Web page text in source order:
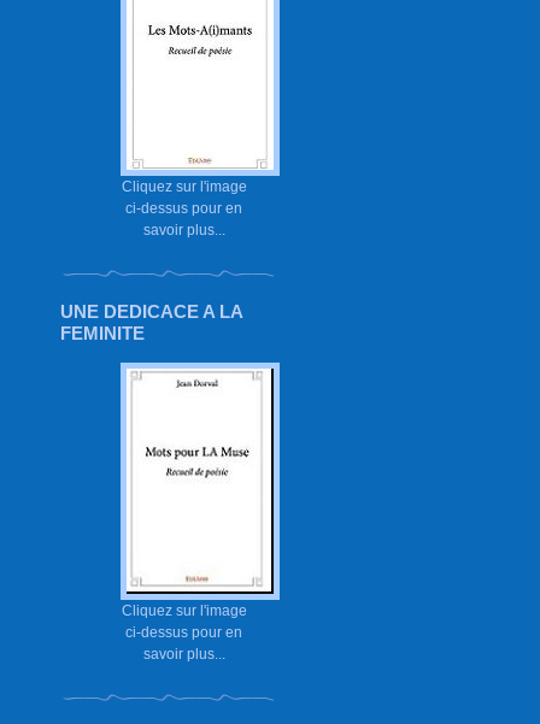
Cliquez sur l'image
ci-dessus pour en
savoir plus...
UNE DEDICACE A LA
FEMINITE
Cliquez sur l'image
ci-dessus pour en
savoir plus...